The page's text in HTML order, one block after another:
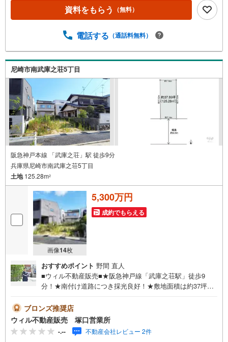
資料をもらう （無料）
電話する （通話料無料）
尼崎市南武庫之荘5丁目
阪急神戸本線 「武庫之荘」駅 徒歩9分
兵庫県尼崎市南武庫之荘5丁目
土地125.28m2
画像14枚
5,300万円
成約でもらえる
おすすめポイント 野間 直人
■ウィル不動産販売■★阪急神戸線「武庫之荘駅」徒歩9
分！★南付け道路につき採光良好！★敷地面積は約37坪の
ウスメーカー・工務店での建築可能！◇総区画数2区画の分
譲地！◇『立花小学校』から徒歩10分！◇『南武庫之荘中
学校』から徒歩3分！◇最寄りバス停より阪急・JR・阪神
の3Wayアクセス可能！◇徒歩圏内に生活施設が充実した立
ブロンズ推奨店
ウィル不動産販売 塚口営業所
-.-- 不動産会社レビュー 2件